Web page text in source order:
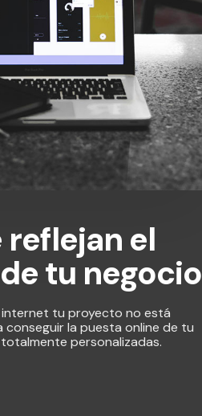
reflejan el
tu negocio
internet tu proyecto no está
la puesta online de tu
personalizadas.